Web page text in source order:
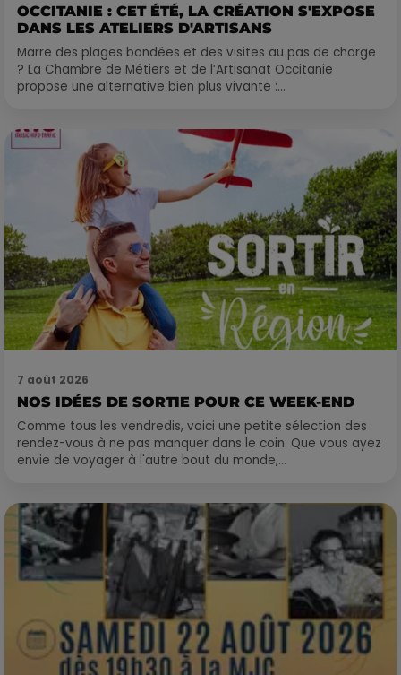
OCCITANIE : CET ÉTÉ, LA CRÉATION S'EXPOSE
DANS LES ATELIERS D'ARTISANS
Marre des plages bondées et des visites au pas de charge
? La Chambre de Métiers et de l’Artisanat Occitanie
propose une alternative bien plus vivante :...
7 août 2026
NOS IDÉES DE SORTIE POUR CE WEEK-END
Comme tous les vendredis, voici une petite sélection des
rendez-vous à ne pas manquer dans le coin. Que vous ayez
envie de voyager à l'autre bout du monde,...